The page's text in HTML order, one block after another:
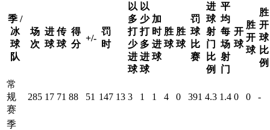
季 /
冰
球
队
场
次
进
球
传
球
得
分
+/-
罚
时
以
多
打
少
进
球
以
少
打
多
进
球
加
时
进
球
胜
球
胜
球
罚
球
比
赛
进
球
射
门
比
例
平
均
每
场
射
门
开
球
胜
开
球
胜
开
球
比
例
常
规
赛
285 17 71 88 51 147 13 3 1 1 4 0 391 4.3 1.4 0 0 -
季